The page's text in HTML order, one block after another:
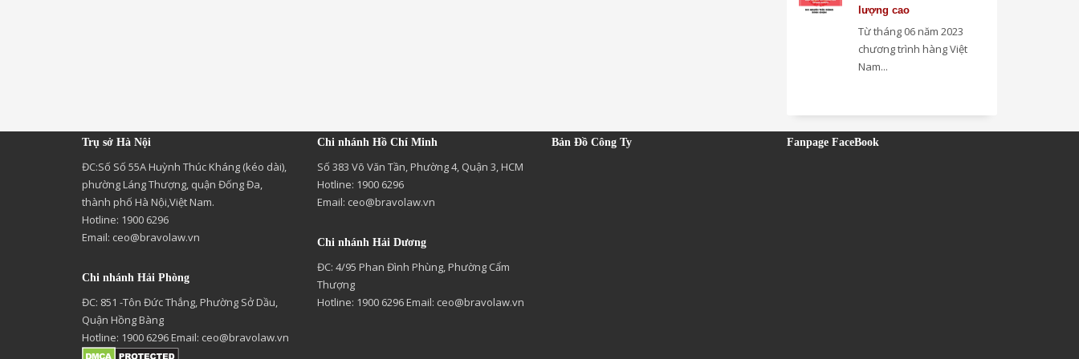
lượng cao
Từ tháng 06 năm 2023
chương trình hàng Việt
Nam...
Trụ sở Hà Nội
ĐC:Số Số 55A Huỳnh Thúc Kháng (kéo dài),
phường Láng Thượng, quận Đống Đa,
thành phố Hà Nội,Việt Nam.
Hotline: 1900 6296
Email: ceo@bravolaw.vn
Chi nhánh Hải Phòng
ĐC: 851 -Tôn Đức Thắng, Phường Sở Dầu,
Quận Hồng Bàng
Hotline: 1900 6296 Email: ceo@bravolaw.vn
Chi nhánh Hồ Chí Minh
Số 383 Võ Văn Tần, Phường 4, Quận 3, HCM
Hotline: 1900 6296
Email: ceo@bravolaw.vn
Chi nhánh Hải Dương
ĐC: 4/95 Phan Đình Phùng, Phường Cẩm
Thượng
Hotline: 1900 6296 Email: ceo@bravolaw.vn
Bản Đồ Công Ty Fanpage FaceBook